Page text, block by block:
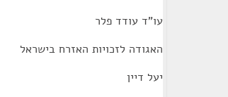
עו"ד עודד פלר
האגודה לזכויות האזרח בישראל
יעל דיין